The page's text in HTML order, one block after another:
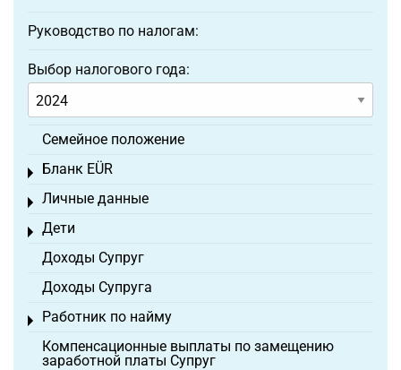
Руководство по налогам:
Выбор налогового года:
Семейное положение
Бланк EÜR
Toggle menu
Личные данные
Toggle menu
Дети
Toggle menu
Доходы Супруг
Доходы Супруга
Работник по найму
Toggle menu
Компенсационные выплаты по замещению
заработной платы Супруг